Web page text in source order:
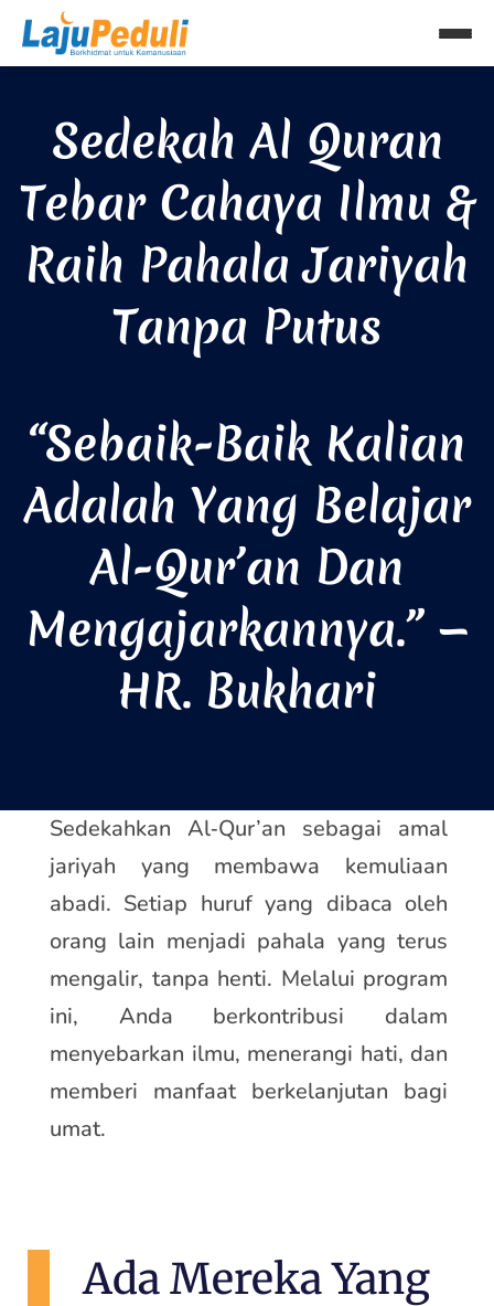
konten
Sedekah Al Quran
Tebar Cahaya Ilmu &
Raih Pahala Jariyah
Tanpa Putus
“Sebaik-Baik Kalian
Adalah Yang Belajar
Al-Qur’an Dan
Mengajarkannya.” —
HR. Bukhari
Sedekahkan Al‑Qur’an sebagai amal
jariyah yang membawa kemuliaan
abadi. Setiap huruf yang dibaca oleh
orang lain menjadi pahala yang terus
mengalir, tanpa henti. Melalui program
ini, Anda berkontribusi dalam
menyebarkan ilmu, menerangi hati, dan
memberi manfaat berkelanjutan bagi
umat.
Ada Mereka Yang